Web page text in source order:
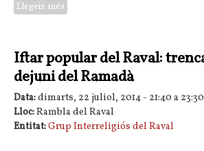
Llegeix més
Iftar popular del Raval:
dejuni del Ramadà
Data:dimarts, 22 juliol, 2014 - 21:40 a 23:30
Lloc:Rambla del Raval
Entitat:Grup Interreligiós del Raval